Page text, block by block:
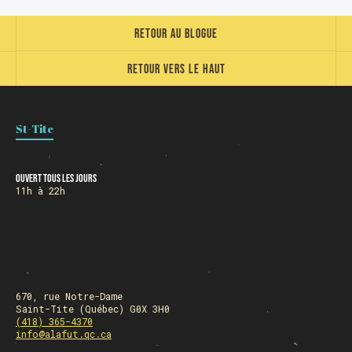
Retour vers le haut
Retour au blogue
St-Tite
Ouvert tous les jours
11h à 22h
670, rue Notre-Dame
Saint-Tite (Québec) G0X 3H0
(418) 365-4370
info@alafut.qc.ca
HORAIRE DES FÊTES